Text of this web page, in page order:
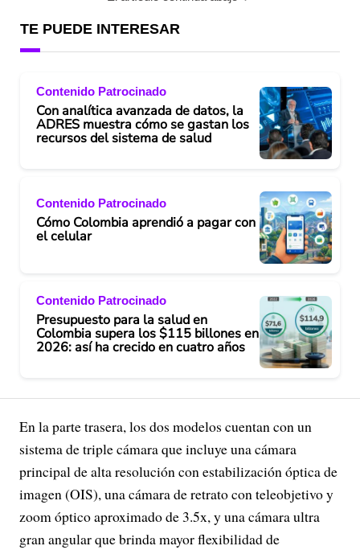
TE PUEDE INTERESAR
Contenido Patrocinado
Con analítica avanzada de datos, la
ADRES muestra cómo se gastan los
recursos del sistema de salud
Contenido Patrocinado
Cómo Colombia aprendió a pagar con
el celular
Contenido Patrocinado
Presupuesto para la salud en
Colombia supera los $115 billones en
2026: así ha crecido en cuatro años
En la parte trasera, los dos modelos cuentan con un
sistema de triple cámara que incluye una cámara
principal de alta resolución con estabilización óptica de
imagen (OIS), una cámara de retrato con teleobjetivo y
zoom óptico aproximado de 3.5x, y una cámara ultra
gran angular que brinda mayor flexibilidad de